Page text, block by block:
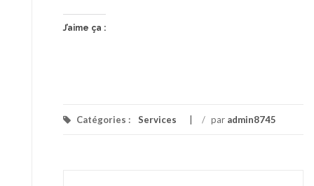
J’aime ça :
Catégories : Services / par admin8745